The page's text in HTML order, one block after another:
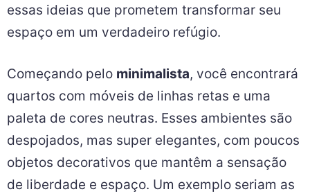
essas ideias que prometem transformar seu
espaço em um verdadeiro refúgio.
Começando pelo minimalista, você encontrará
quartos com móveis de linhas retas e uma
paleta de cores neutras. Esses ambientes são
despojados, mas super elegantes, com poucos
objetos decorativos que mantêm a sensação
de liberdade e espaço. Um exemplo seriam as